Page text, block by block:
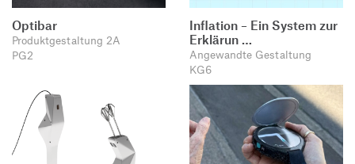
Optibar
Produktgestaltung 2A
PG2
Inflation – Ein System zur
Erklärun …
Angewandte Gestaltung
KG6